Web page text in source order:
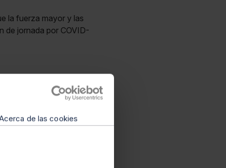
de las cookies
la fuerza mayor y las
de jornada por COVID-